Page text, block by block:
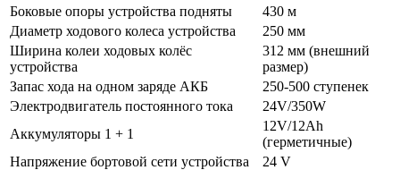
Боковые опоры устройства подняты
430 м
Диаметр ходового колеса устройства
250 мм
Ширина колеи ходовых колёс
устройства
312 мм (внешний
размер)
Запас хода на одном заряде АКБ
250-500 ступенек
Электродвигатель постоянного тока
24V/350W
Аккумуляторы 1 + 1
12V/12Ah
(герметичные)
Напряжение бортовой сети устройства
24 V